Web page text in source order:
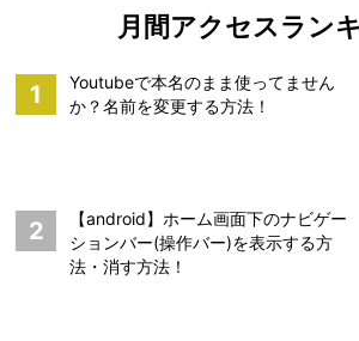
月間アクセスラン
1
Youtubeで本名のまま使ってません
か？名前を変更する方法！
2
【android】ホーム画面下のナビゲー
ションバー(操作バー)を表示する方
法・消す方法！